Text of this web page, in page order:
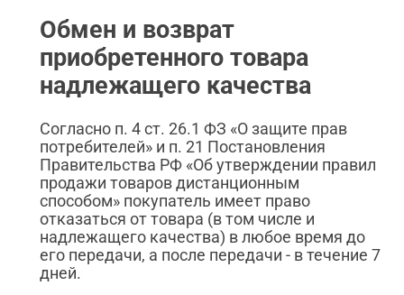
Обмен и возврат
приобретенного товара
надлежащего качества
Согласно п. 4 ст. 26.1 ФЗ «О защите прав
потребителей» и п. 21 Постановления
Правительства РФ «Об утверждении правил
продажи товаров дистанционным
способом» покупатель имеет право
отказаться от товара (в том числе и
надлежащего качества) в любое время до
его передачи, а после передачи - в течение 7
дней.